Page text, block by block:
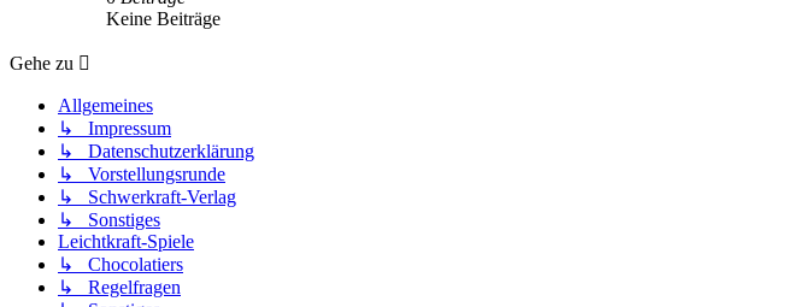
Keine Beiträge
Gehe zu
Allgemeines
↳ Impressum
↳ Datenschutzerklärung
↳ Vorstellungsrunde
↳ Schwerkraft-Verlag
↳ Sonstiges
Leichtkraft-Spiele
↳ Chocolatiers
↳ Regelfragen